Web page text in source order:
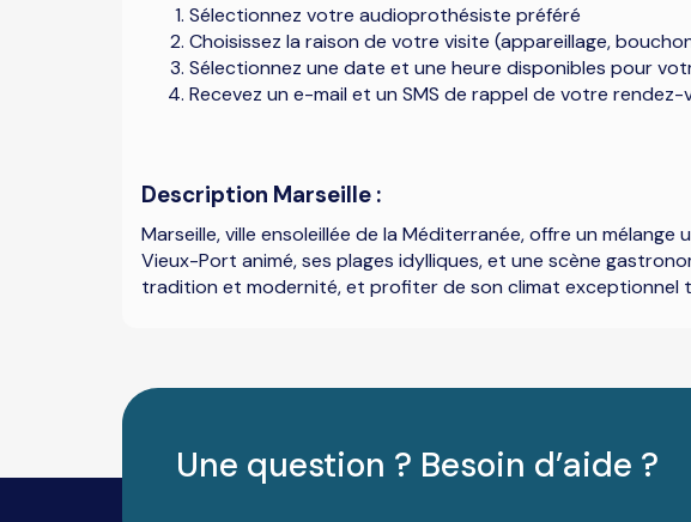
Sélectionnez votre audioprothésiste préféré
Choisissez la raison de votre visite (appareillage,
Sélectionnez une date et une heure disponibles pour
Recevez un e-mail et un SMS de rappel de votre rendez-
Description Marseille :
Marseille, ville ensoleillée de la Méditerranée, offre un
Vieux-Port animé, ses plages idylliques, et une scène
tradition et modernité, et profiter de son climat exceptionnel
Une question ? Besoin d’aide ?